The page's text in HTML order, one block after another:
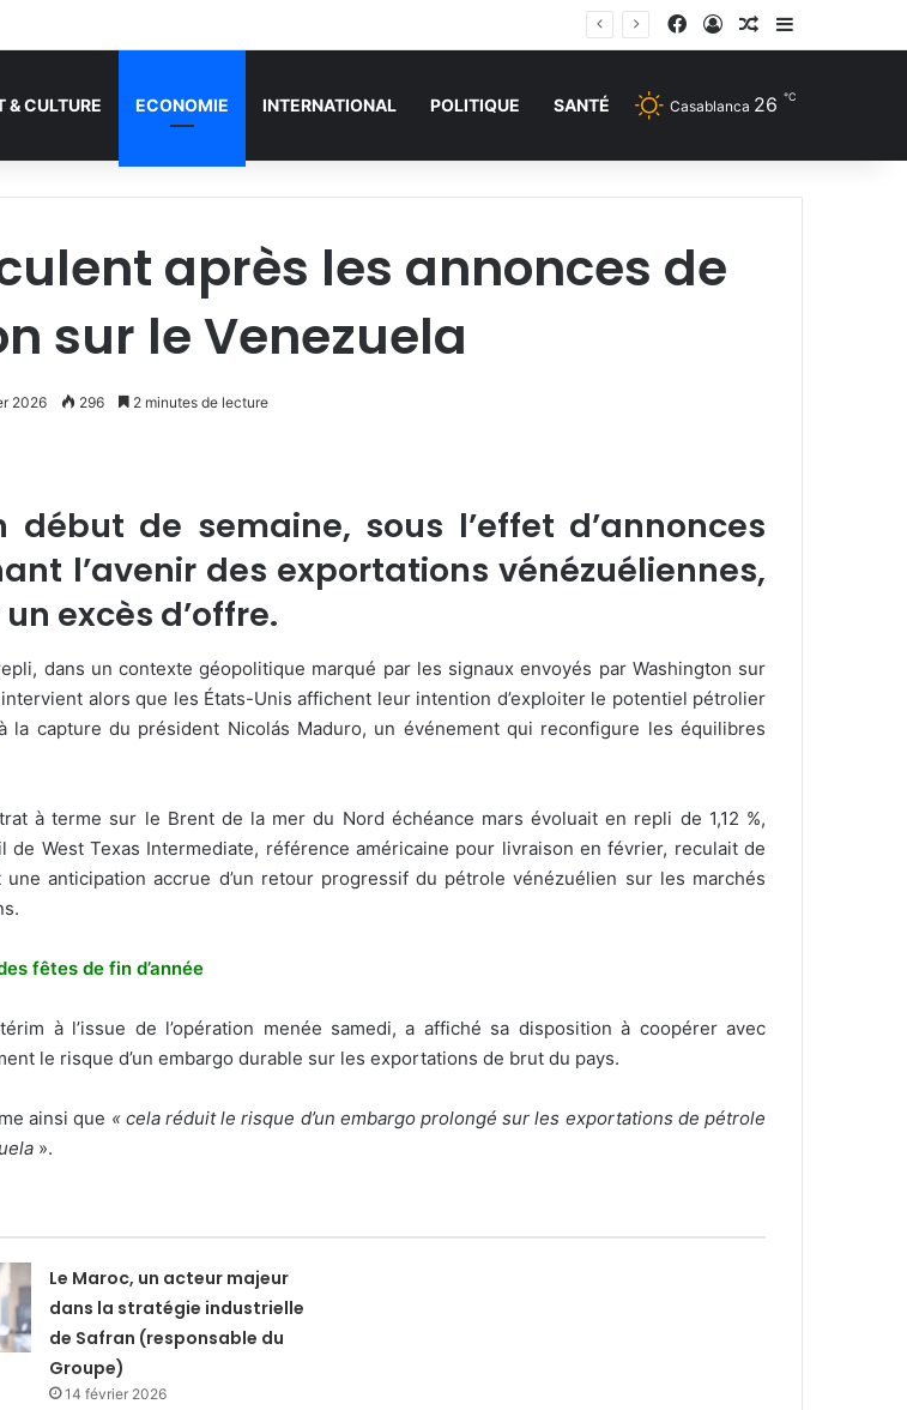
place au Sénat américain Facebook
Connexion
Article Aléatoire
Sidebar
& CULTURE ECONOMIE INTERNATIONAL POLITIQUE SANTÉ Casablanca 26 ℃
après les annonces de
sur le Venezuela
2026 296 2 minutes de lecture
de semaine, sous l’effet d’annonces
l’avenir des exportations vénézuéliennes,
excès d’offre.
dans un contexte géopolitique marqué par les signaux envoyés par Washington sur
alors que les États-Unis affichent leur intention d’exploiter le potentiel pétrolier
capture du président Nicolás Maduro, un événement qui reconfigure les équilibres
à terme sur le Brent de la mer du Nord échéance mars évoluait en repli de 1,12 %,
de West Texas Intermediate, référence américaine pour livraison en février, reculait de
anticipation accrue d’un retour progressif du pétrole vénézuélien sur les marchés
fêtes de fin d’année
à l’issue de l’opération menée samedi, a affiché sa disposition à coopérer avec
le risque d’un embargo durable sur les exportations de brut du pays.
ainsi que « cela réduit le risque d’un embargo prolongé sur les exportations de pétrole
».
Le Maroc, un acteur majeur
dans la stratégie industrielle
de Safran (responsable du
Groupe)
14 février 2026